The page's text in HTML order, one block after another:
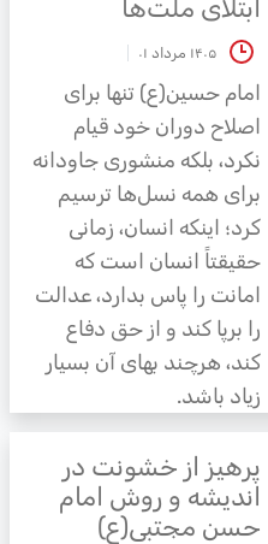
ابتلای ملت‌ها
۱۴۰۵ مرداد ۰۱
امام حسین(ع) تنها برای
اصلاح دوران خود قیام
نکرد، بلکه منشوری جاودانه
برای همه نسل‌ها ترسیم
کرد؛ اینکه انسان، زمانی
حقیقتاً انسان است که
امانت را پاس بدارد، عدالت
را برپا کند و از حق دفاع
کند، هرچند بهای آن بسیار
زیاد باشد.
پرهیز از خشونت در
اندیشه و روش امام
حسن مجتبی(ع)